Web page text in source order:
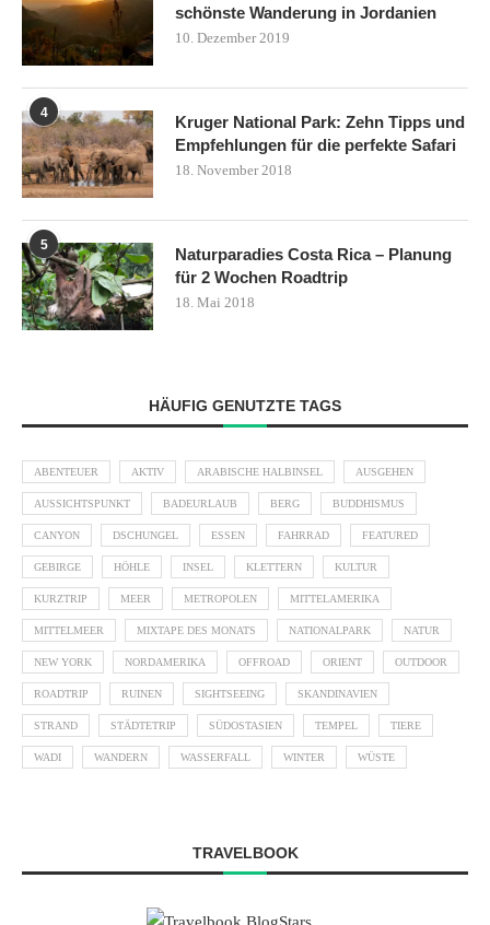
schönste Wanderung in Jordanien
10. Dezember 2019
4
Kruger National Park: Zehn Tipps und
Empfehlungen für die perfekte Safari
18. November 2018
5
Naturparadies Costa Rica – Planung
für 2 Wochen Roadtrip
18. Mai 2018
HÄUFIG GENUTZTE TAGS
ABENTEUER AKTIV ARABISCHE HALBINSEL AUSGEHEN
AUSSICHTSPUNKT BADEURLAUB BERG BUDDHISMUS
CANYON DSCHUNGEL ESSEN FAHRRAD FEATURED
GEBIRGE HÖHLE INSEL KLETTERN KULTUR
KURZTRIP MEER METROPOLEN MITTELAMERIKA
MITTELMEER MIXTAPE DES MONATS NATIONALPARK NATUR
NEW YORK NORDAMERIKA OFFROAD ORIENT OUTDOOR
ROADTRIP RUINEN SIGHTSEEING SKANDINAVIEN
STRAND STÄDTETRIP SÜDOSTASIEN TEMPEL TIERE
WADI WANDERN WASSERFALL WINTER WÜSTE
TRAVELBOOK